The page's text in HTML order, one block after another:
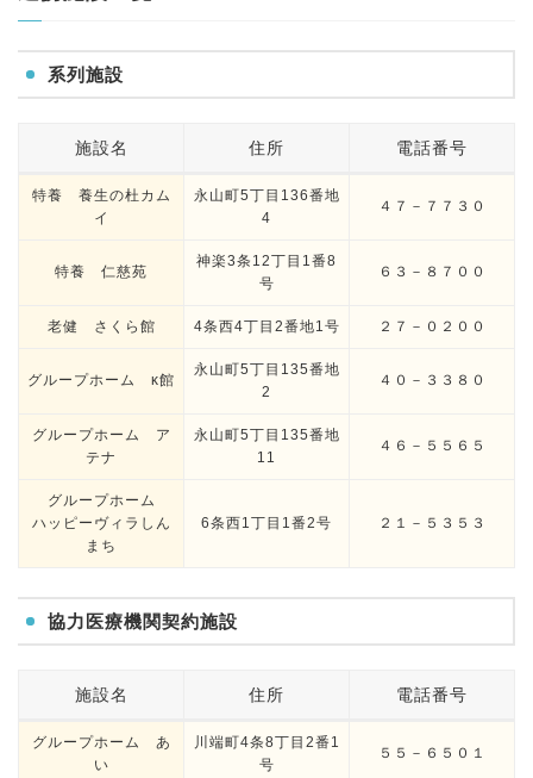
系列施設
施設名 住所 電話番号
特養 養生の杜カム
イ
永山町5丁目136番地
4
４７－７７３０
特養 仁慈苑
神楽3条12丁目1番8
号
６３－８７００
老健 さくら館 4条西4丁目2番地1号 ２７－０２００
グループホーム κ館
永山町5丁目135番地
2
４０－３３８０
グループホーム ア
テナ
永山町5丁目135番地
11
４６－５５６５
グループホーム
ハッピーヴィラしん
まち
6条西1丁目1番2号 ２１－５３５３
協力医療機関契約施設
施設名 住所 電話番号
グループホーム あ
い
川端町4条8丁目2番1
号
５５－６５０１